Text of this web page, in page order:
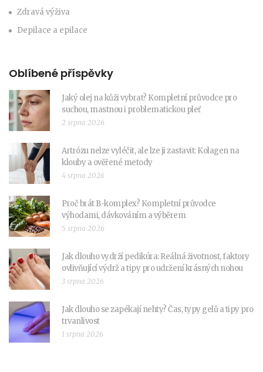
Zdravá výživa
Depilace a epilace
Oblíbené příspěvky
Jaký olej na kůži vybrat? Kompletní průvodce pro
suchou, mastnou i problematickou pleť
2 srpna 2026
Artrózu nelze vyléčit, ale lze ji zastavit: Kolagen na
klouby a ověřené metody
4 srpna 2026
Proč brát B-komplex? Kompletní průvodce
výhodami, dávkováním a výběrem
5 srpna 2026
Jak dlouho vydrží pedikúra: Reálná životnost, faktory
ovlivňující výdrž a tipy pro udržení krásných nohou
3 srpna 2026
Jak dlouho se zapékají nehty? Čas, typy gelů a tipy pro
trvanlivost
1 srpna 2026